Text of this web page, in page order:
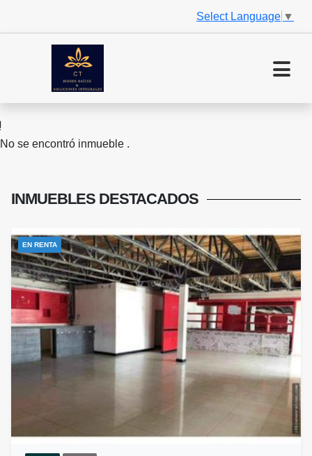
Select Language ▼
No se encontró inmueble .
INMUEBLES DESTACADOS
EN RENTA